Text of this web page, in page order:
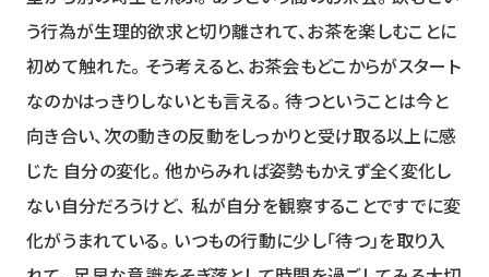
う行為が生理的欲求と切り離されて、お茶を楽しむことに
初めて触れた。 そう考えると、お茶会もどこからがスタート
なのかはっきりしないとも言える。 待つということは今と
向き合い、次の動きの反動をしっかりと受け取る以上に感
じた 自分の変化。 他からみれば姿勢もかえず全く変化し
ない自分だろうけど、 私が自分を観察することですでに変
化がうまれている。 いつもの行動に少し「待つ」を取り入